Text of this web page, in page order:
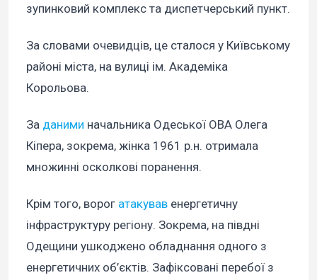
зупинковий комплекс та диспетчерський пункт.
За словами очевидців, це сталося у Київському
районі міста, на вулиці ім. Академіка
Корольова.
За даними начальника Одеської ОВА Олега
Кіпера, зокрема, жінка 1961 р.н. отримала
множинні осколкові поранення.
Крім того, ворог атакував енергетичну
інфраструктуру регіону. Зокрема, на півдні
Одещини ушкоджено обладнання одного з
енергетичних об’єктів. Зафіксовані перебої з